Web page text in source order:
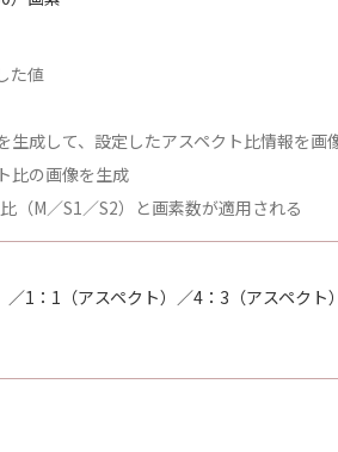
た値
生成して、設定したアスペクト比情報を画
比の画像を生成
（M／S1／S2）と画素数が適用される
1：1（アスペクト）／4：3（アスペクト